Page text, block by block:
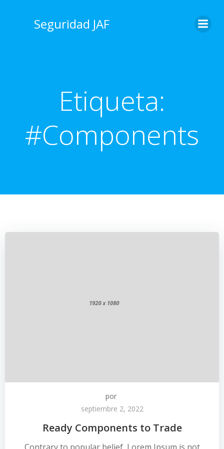
Seguridad JAF
Etiqueta:
#Components
por
septiembre 2, 2022
Ready Components to Trade